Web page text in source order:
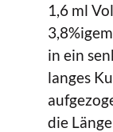
1,6 ml
in ein
langes
die